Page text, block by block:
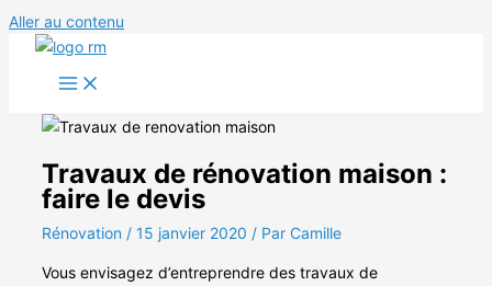
Aller au contenu
Travaux de rénovation maison :
faire le devis
Rénovation / 15 janvier 2020 / Par Camille
Vous envisagez d’entreprendre des travaux de